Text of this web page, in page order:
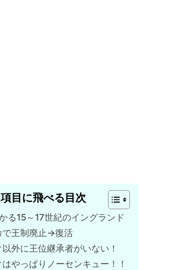
目に飛べる目次
る15～17世紀のイングランド
で王制廃止→復活
外に王位継承者がいない！
やっぱりノーセンキュー！！